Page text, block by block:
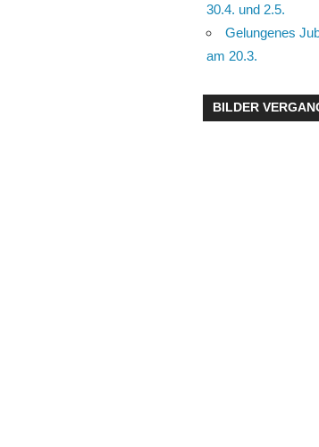
30.4. und 2.5.
Gelungenes
am 20.3.
BILDER